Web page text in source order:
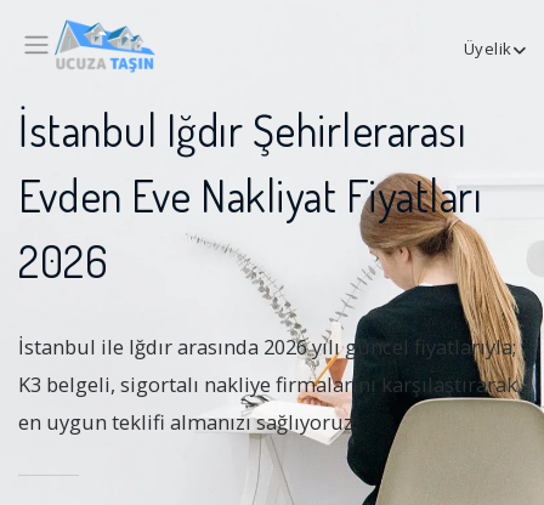
Üyelik
İstanbul Iğdır Şehirlerarası
Evden Eve Nakliyat Fiyatları
2026
İstanbul ile Iğdır arasında 2026 yılı güncel fiyatlarıyla;
K3 belgeli, sigortalı nakliye firmalarını karşılaştırarak
en uygun teklifi almanızı sağlıyoruz.